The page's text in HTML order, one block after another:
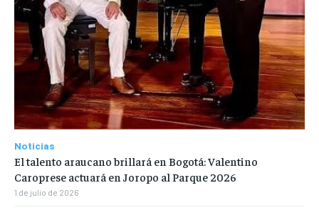
Noticias
El talento araucano brillará en Bogotá: Valentino
Caroprese actuará en Joropo al Parque 2026
1 de julio de 2026